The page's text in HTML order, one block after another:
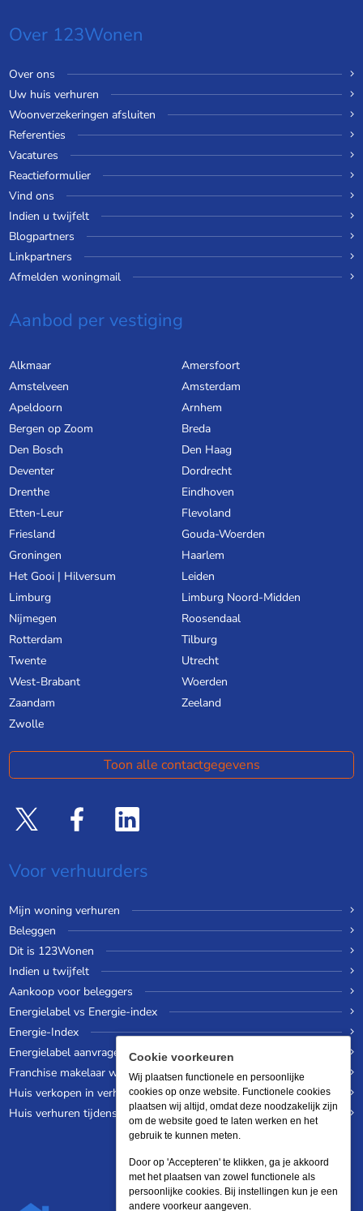
Over 123Wonen
Over ons
Uw huis verhuren
Woonverzekeringen afsluiten
Referenties
Vacatures
Reactieformulier
Vind ons
Indien u twijfelt
Blogpartners
Linkpartners
Afmelden woningmail
Aanbod per vestiging
Alkmaar
Amersfoort
Amstelveen
Amsterdam
Apeldoorn
Arnhem
Bergen op Zoom
Breda
Den Bosch
Den Haag
Deventer
Dordrecht
Drenthe
Eindhoven
Etten-Leur
Flevoland
Friesland
Gouda-Woerden
Groningen
Haarlem
Het Gooi | Hilversum
Leiden
Limburg
Limburg Noord-Midden
Nijmegen
Roosendaal
Rotterdam
Tilburg
Twente
Utrecht
West-Brabant
Woerden
Zaandam
Zeeland
Zwolle
Toon alle contactgegevens
Voor verhuurders
Mijn woning verhuren
Beleggen
Dit is 123Wonen
Indien u twijfelt
Aankoop voor beleggers
Energielabel vs Energie-index
Energie-Index
Energielabel aanvragen
Franchise makelaar worden
Huis verkopen in verhuurde staat
Huis verhuren tijdens een wereldreis
Cookie voorkeuren
Wij plaatsen functionele en persoonlijke
cookies op onze website. Functionele cookies
plaatsen wij altijd, omdat deze noodzakelijk zijn
om de website goed te laten werken en het
gebruik te kunnen meten.
Door op 'Accepteren' te klikken, ga je akkoord
met het plaatsen van zowel functionele als
persoonlijke cookies. Bij instellingen kun je een
andere voorkeur aangeven.